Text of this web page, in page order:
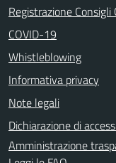
Registrazione
COVID-19
Whistleblowing
Informativa privacy
Note legali
Dichiarazione di
Amministrazione